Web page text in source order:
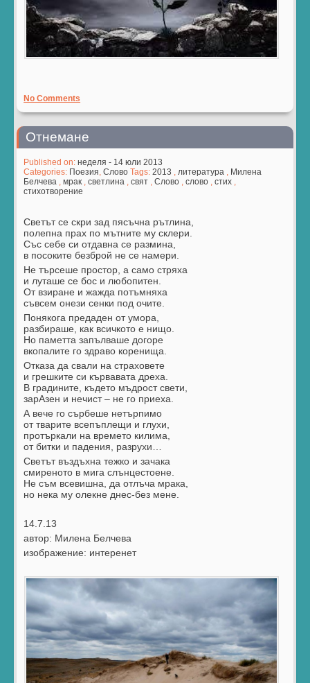
No Comments
Отнемане
Published on:неделя - 14 юли 2013
Categories: Поезия,Слово Tags:2013 ,литература , Милена
Белчева ,мрак ,светлина ,свят ,Слово ,слово ,стих ,
стихотворение
Светът се скри зад пясъчна рътлина,
полепна прах по мътните му склери.
Със себе си отдавна се размина,
в посоките безброй не се намери.
Не търсеше простор, а само стряха
и луташе се бос и любопитен.
От взиране и жажда потъмняха
съвсем онези сенки под очите.
Понякога предаден от умора,
разбираше, как всичкото е нищо.
Но паметта запълваше догоре
вкопалите го здраво коренища.
Отказа да свали на страховете
и грешките си кървавата дреха.
В градините, където мъдрост свети,
зарАзен и нечист – не го приеха.
А вече го сърбеше нетърпимо
от тварите всепъплещи и глухи,
протъркали на времето килима,
от битки и падения, разрухи…
Светът въздъхна тежко и зачака
смиреното в мига слънцестоене.
Не съм всевишна, да отлъча мрака,
но нека му олекне днес-без мене.
14.7.13
автор: Милена Белчева
изображение: интеренет